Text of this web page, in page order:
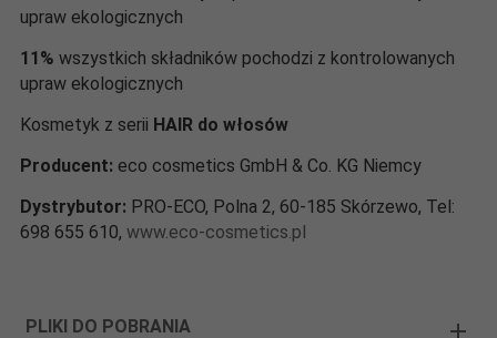
upraw ekologicznych
11% wszystkich składników pochodzi z kontrolowanych
upraw ekologicznych
Kosmetyk z serii HAIR do włosów
Producent: eco cosmetics GmbH & Co. KG Niemcy
Dystrybutor: PRO-ECO, Polna 2, 60-185 Skórzewo, Tel:
698 655 610, www.eco-cosmetics.pl
PLIKI DO POBRANIA